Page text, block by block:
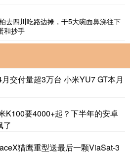
去四川吃路边摊，干5大碗面鼻涕往下
和抄手
交付量超3万台 小米YU7 GT本月
K100要4000+起？下半年的安卓
了
猎鹰重型送最后一颗ViaSat-3